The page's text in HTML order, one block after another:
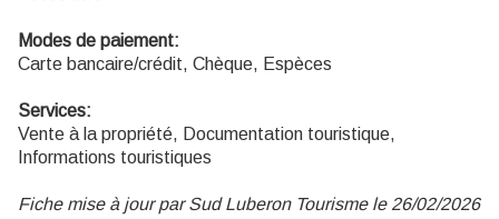
Modes de paiement:
Carte bancaire/crédit, Chèque, Espèces
Services:
Vente à la propriété, Documentation touristique,
Informations touristiques
Fiche mise à jour par Sud Luberon Tourisme le 26/02/2026